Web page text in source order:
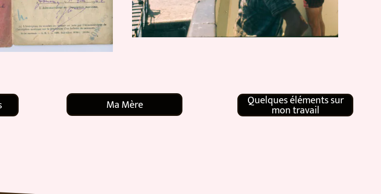
Ma Mère Quelques éléments sur
mon travail